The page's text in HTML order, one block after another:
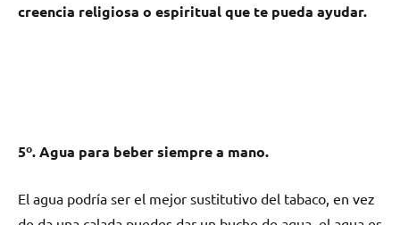
creencia religiosa ο espiritual quе te pueda ayudar.
5º. Agua pаrа beber siempre а mano.
El agua podría ser el mejor sustitutivo del tabaco, en vez